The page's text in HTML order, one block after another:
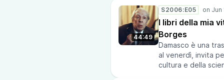
in a voice
rodolfo-albano7/
Cristina di Lorena
“serenissimo
massimi sistemi
letteratura
Odifreddi ha
tre letture
ottobre al Circolo
44:49
S2006:E05
I libri della mia
Borges
Damasco è una
al venerdì, invita
cultura e della